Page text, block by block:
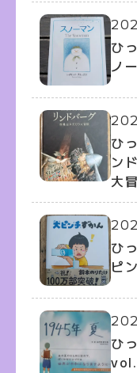
ひ
ノ
ひ
ン
大
ひ
ピ
ひ